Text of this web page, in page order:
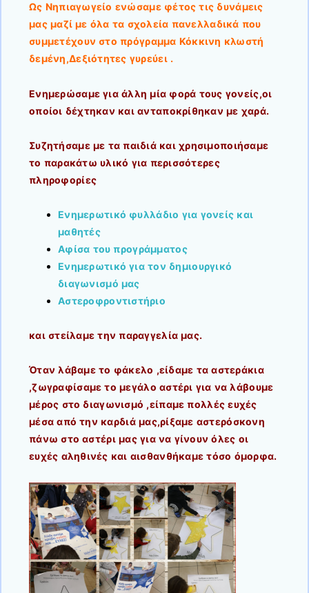
Ως Νηπιαγωγείο ενώσαμε φέτος τις δυνάμεις
μας μαζί με όλα τα σχολεία πανελλαδικά που
συμμετέχουν στο πρόγραμμα Κόκκινη κλωστή
δεμένη,Δεξιότητες γυρεύει .
Ενημερώσαμε για άλλη μία φορά τους γονείς,οι
οποίοι δέχτηκαν και ανταποκρίθηκαν με χαρά.
Συζητήσαμε με τα παιδιά και χρησιμοποιήσαμε
το παρακάτω υλικό για περισσότερες
πληροφορίες
Ενημερωτικό φυλλάδιο για γονείς και
μαθητές
Αφίσα του προγράμματος
Ενημερωτικό για τον δημιουργικό
διαγωνισμό μας
Αστεροφροντιστήριο
και στείλαμε την παραγγελία μας.
Όταν λάβαμε το φάκελο ,είδαμε τα αστεράκια
,ζωγραφίσαμε το μεγάλο αστέρι για να λάβουμε
μέρος στο διαγωνισμό ,είπαμε πολλές ευχές
μέσα από την καρδιά μας,ρίξαμε αστερόσκονη
πάνω στο αστέρι μας για να γίνουν όλες οι
ευχές αληθινές και αισθανθήκαμε τόσο όμορφα.